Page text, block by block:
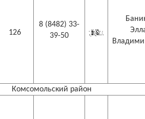
126
8 (8482) 33-
39-50
Комсомольский район